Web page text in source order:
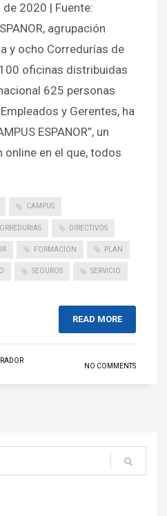
2020 | Fuente:
agrupación
y ocho Corredurías de
oficinas distribuidas
625 personas
y Gerentes, ha
ESPANOR”, un
en el que, todos
CAMPUS
DIRECTIVOS
FORMACION PLAN
SEGUROS SERVICIO
READ MORE
NO COMMENTS